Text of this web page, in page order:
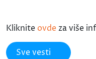
Kliknite ovde za više
Sve vesti